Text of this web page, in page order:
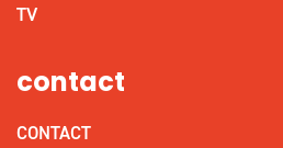
TV
contact
CONTACT